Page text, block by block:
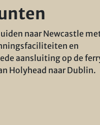
naar Newcastle
en
aansluiting op de
Holyhead naar Dublin.